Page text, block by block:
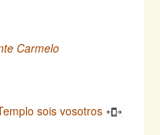
Carmelo
sois vosotros